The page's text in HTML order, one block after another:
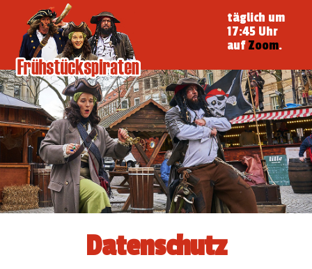
täglich um
17:45 Uhr
aufZoom.
Datenschutz